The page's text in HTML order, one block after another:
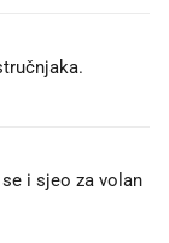
i sjeo za volan